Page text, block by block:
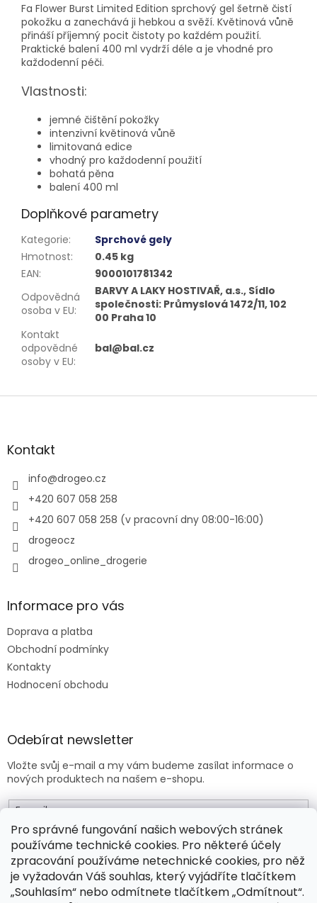
Pro správné fungování našich webových stránek
používáme technické cookies. Pro některé účely
zpracování používáme netechnické cookies, pro něž
je vyžadován Váš souhlas, který vyjádříte tlačítkem
„Souhlasím“ nebo odmítnete tlačítkem „Odmítnout“.
Fa Flower Burst Limited Edition sprchový gel šetrně čistí
pokožku a zanechává ji hebkou a svěží. Květinová vůně
přináší příjemný pocit čistoty po každém použití.
Praktické balení 400 ml vydrží déle a je vhodné pro
každodenní péči.
Vlastnosti:
jemné čištění pokožky
intenzivní květinová vůně
limitovaná edice
vhodný pro každodenní použití
bohatá pěna
balení 400 ml
Doplňkové parametry
Kategorie:
Sprchové gely
Hmotnost:
0.45 kg
EAN:
9000101781342
Odpovědná
osoba v EU:
BARVY A LAKY HOSTIVAŘ, a.s., Sídlo
společnosti: Průmyslová 1472/11, 102
00 Praha 10
Kontakt
odpovědné
osoby v EU:
bal@bal.cz
Z
aKontakt
info@drogeo.cz
+420 607 058 258
+420 607 058 258 (v pracovní dny 08:00-16:00)
drogeocz
drogeo_online_drogerie
Informace pro vás
Doprava a platba
Obchodní podmínky
Kontakty
Hodnocení obchodu
Odebírat newsletter
Vložte svůj e-mail a my vám budeme zasílat informace o
nových produktech na našem e-shopu.
E-mail
Vložením e-mailu souhlasíte sobchodními podmínkami .
PŘIHLÁSIT SE